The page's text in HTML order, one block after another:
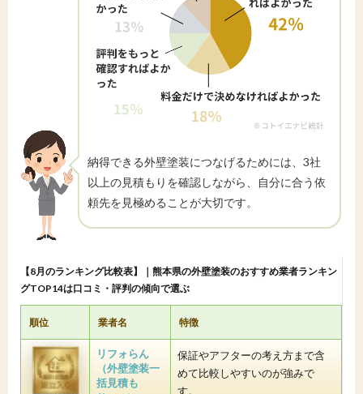
納得できる外壁塗装につなげるためには、3社
以上の見積もりを確認しながら、自分に合う依
頼先を見極めることが大切です。
【8月のランキング比較表】｜熊本県の外壁塗装のおすすめ業者ランキン
グTOP14は口コミ・評判の傾向で選ぶ
順位 業者名 特徴
リフォらん
（外壁塗装一
括見積も
保証やアフターの考え方まで含
めて比較しやすいのが強みで
す。